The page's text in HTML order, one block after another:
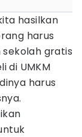
hasilkan
harus
sekolah gratis
di UMKM
harus